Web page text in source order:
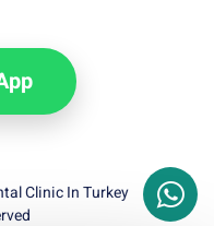
Clinic In Turkey